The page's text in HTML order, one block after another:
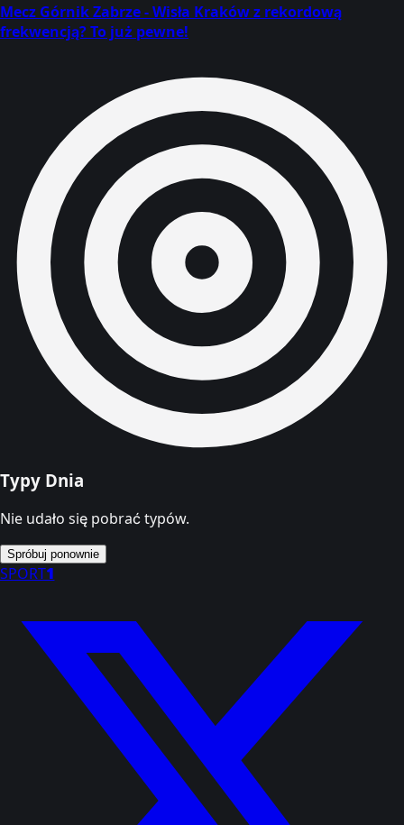
Mecz Górnik Zabrze - Wisła Kraków z rekordową
frekwencją? To już pewne!
Typy Dnia
Nie udało się pobrać typów.
Spróbuj ponownie
SPORT1